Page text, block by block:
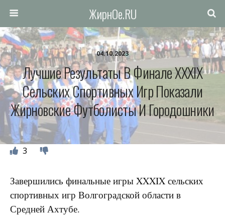
ЖирнОе.RU
04.10.2023
Лучшие Результаты В Финале XXXIX
Сельских Спортивных Игр Показали
Жирновские Футболисты И Городошники
3
Завершились финальные игры XXXIX сельских
спортивных игр Волгоградской области в
Средней Ахтубе.